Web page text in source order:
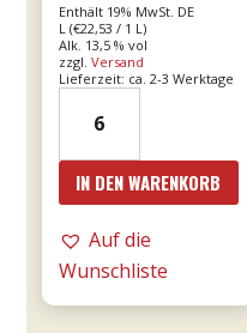
Enthält 19% MwSt. DE
L (€22,53 / 1 L)
Alk. 13,5 % vol
zzgl. Versand
Lieferzeit: ca. 2-3 Werktage
Valpolicella
Ripasso
0,75l
DOC
-
IN DEN WARENKORB
Auf die
Wunschliste